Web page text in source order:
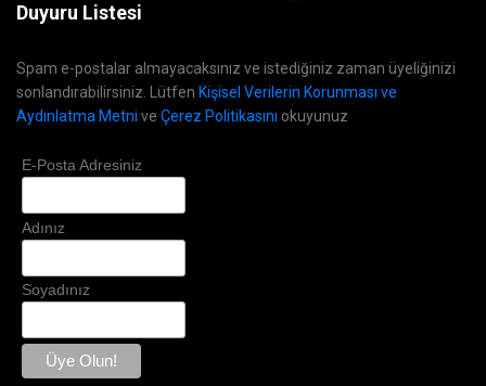
Duyuru Listesi
Spam e-postalar almayacaksınız ve istediğiniz zaman üyeliğinizi
sonlandırabilirsiniz. Lütfen Kişisel Verilerin Korunması ve
Aydınlatma Metni ve Çerez Politikasını okuyunuz
E-Posta Adresiniz
Adınız
Soyadınız